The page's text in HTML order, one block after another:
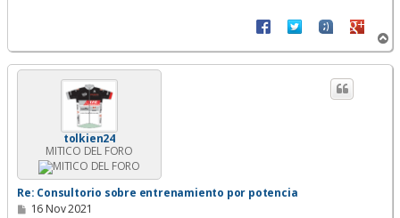
r
r
tolkien24
MITICO DEL FORO
Re: Consultorio sobre entrenamiento por potencia
M16 Nov 2021